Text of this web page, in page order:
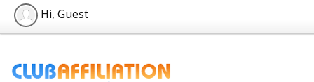
Hi, Guest